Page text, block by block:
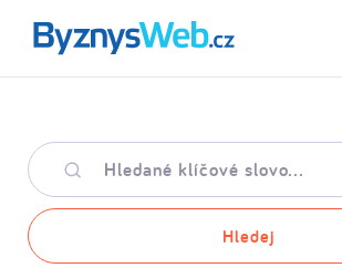
Hledané
klíčové
slovo
Hledej